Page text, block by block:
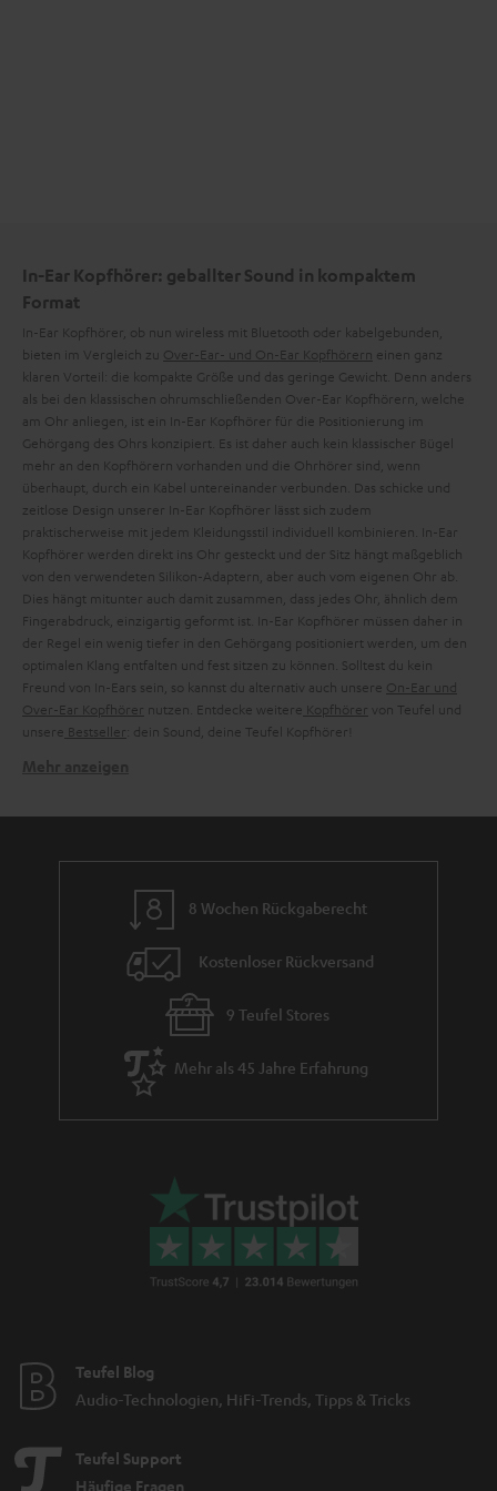
In-Ear Kopfhörer: geballter Sound in kompaktem
Format
In-Ear Kopfhörer, ob nun wireless mit Bluetooth oder kabelgebunden,
bieten im Vergleich zu Over-Ear- und On-Ear Kopfhörern einen ganz
klaren Vorteil: die kompakte Größe und das geringe Gewicht. Denn anders
als bei den klassischen ohrumschließenden Over-Ear Kopfhörern, welche
am Ohr anliegen, ist ein In-Ear Kopfhörer für die Positionierung im
Gehörgang des Ohrs konzipiert. Es ist daher auch kein klassischer Bügel
mehr an den Kopfhörern vorhanden und die Ohrhörer sind, wenn
überhaupt, durch ein Kabel untereinander verbunden. Das schicke und
zeitlose Design unserer In-Ear Kopfhörer lässt sich zudem
praktischerweise mit jedem Kleidungsstil individuell kombinieren. In-Ear
Kopfhörer werden direkt ins Ohr gesteckt und der Sitz hängt maßgeblich
von den verwendeten Silikon-Adaptern, aber auch vom eigenen Ohr ab.
Dies hängt mitunter auch damit zusammen, dass jedes Ohr, ähnlich dem
Fingerabdruck, einzigartig geformt ist. In-Ear Kopfhörer müssen daher in
der Regel ein wenig tiefer in den Gehörgang positioniert werden, um den
optimalen Klang entfalten und fest sitzen zu können. Solltest du kein
Freund von In-Ears sein, so kannst du alternativ auch unsere On-Ear und
Over-Ear Kopfhörer nutzen. Entdecke weitere Kopfhörer von Teufel und
unsere Bestseller : dein Sound, deine Teufel Kopfhörer!
True Wireless Kopfhörern
haben den Vorteil, dass diese auch bei Störsignalen oder schlechten
zur Telefonie ist im Kabel in der Inline-Fernbedienung integriert, welche
auch zum Annehmen oder Auflegen des Anrufs dient. Ein weiterer Vorteil
der kabelgebundenen Kopfhörer ist, dass diese über einen üblichen
Klinkenstecker (3,5 mm) verfügen und daher an jedes Quellgerät
angeschlossen werden können, welches über einen entsprechenden
Kopfhörerausgang verfügt. Falls du nicht auf Over-EarGaming Kopfhörer
stehst, kannst du unsere In Ears auch wunderbar fürs Gaming an der
Konsole als In-Ear Gaming-Headset nutzen. Einfach die Kopfhörer mit dem
Natürlich sind die Kopfhörer dank integriertem Mikrofon auch für den
Teamspeak unter Gamern geeignet und bieten dabei eine hohe
Sprachverständlichkeit. Zusätzliche Einstellungen können die Gamer unter
uns im Menü der jeweiligen Konsole vornehmen, um den Klang nochmals
zu optimieren. Der größte Vorteil der kabelgebundenen In-Ear Kopfhörer
jemals aufladen zu müssen.
True Wireless Kopfhörer
OPEN TWS und die AIRY SPORTS TWS sind komplett kabellos und arbeiten
nach dem True Wireless Stereo Prinzip (TWS), was eine differenzierte
8 Wochen Rückgaberecht
Kostenloser Rückversand
9 Teufel Stores
Mehr als 45 Jahre Erfahrung
Teufel Blog
Audio-Technologien, HiFi-Trends, Tipps & Tricks
Teufel Support
Häufige Fragen